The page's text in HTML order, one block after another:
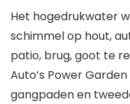
Het hogedrukwater
schimmel op hout,
patio, brug, goot te
Auto’s Power
gangpaden en